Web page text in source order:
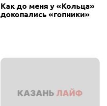
Как до меня у «Кольца»
докопались «гопники»